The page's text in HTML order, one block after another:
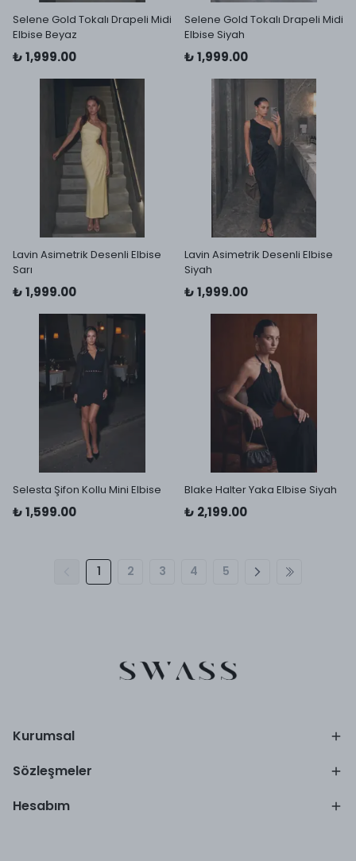
Selene Gold Tokalı Drapeli Midi
Elbise Beyaz
₺ 1,999.00
Selene Gold Tokalı Drapeli Midi
Elbise Siyah
₺ 1,999.00
Lavin Asimetrik Desenli Elbise
Sarı
₺ 1,999.00
Lavin Asimetrik Desenli Elbise
Siyah
₺ 1,999.00
Selesta Şifon Kollu Mini Elbise
₺ 1,599.00
Blake Halter Yaka Elbise Siyah
₺ 2,199.00
1 2 3 4 5
Kurumsal
Sözleşmeler
Hesabım